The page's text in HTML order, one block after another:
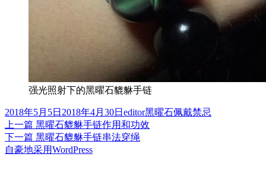
强光照射下的黑曜石貔貅手链
发
布
于
2018年5月5日 2018年4月30日 作
者
editor分
类
黑曜石佩戴禁忌
文
章
上一篇 上
篇
文
黑曜石貔貅手链作用和功效
下一篇 下
篇
黑曜石貔貅手链串法穿绳
自豪地采用WordPress